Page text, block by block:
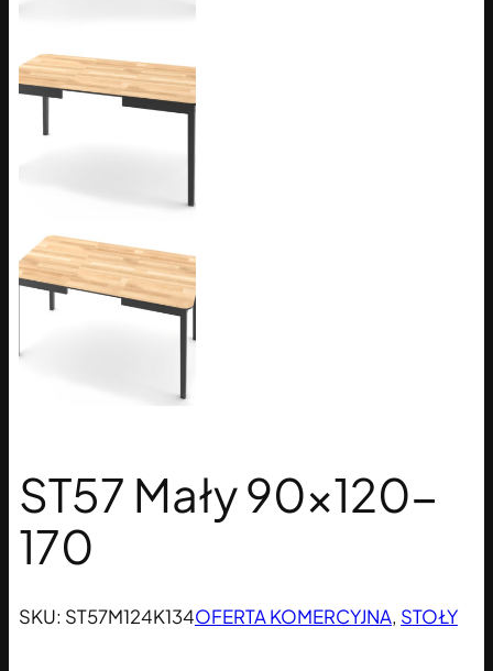
ST57 Mały 90×120-
170
SKU: ST57M124K134OFERTA KOMERCYJNA, STOŁY